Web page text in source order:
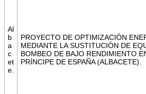
Al
b
a
c
et
e.
PROYECTO DE OPTIMIZACIÓN
MEDIANTE LA SUSTITUCIÓN DE
BOMBEO DE BAJO RENDIMIENTO
PRÍNCIPE DE ESPAÑA (ALBACETE).